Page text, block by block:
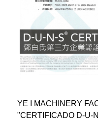
YE I MACHINERY
"CERTIFICADO D-U-